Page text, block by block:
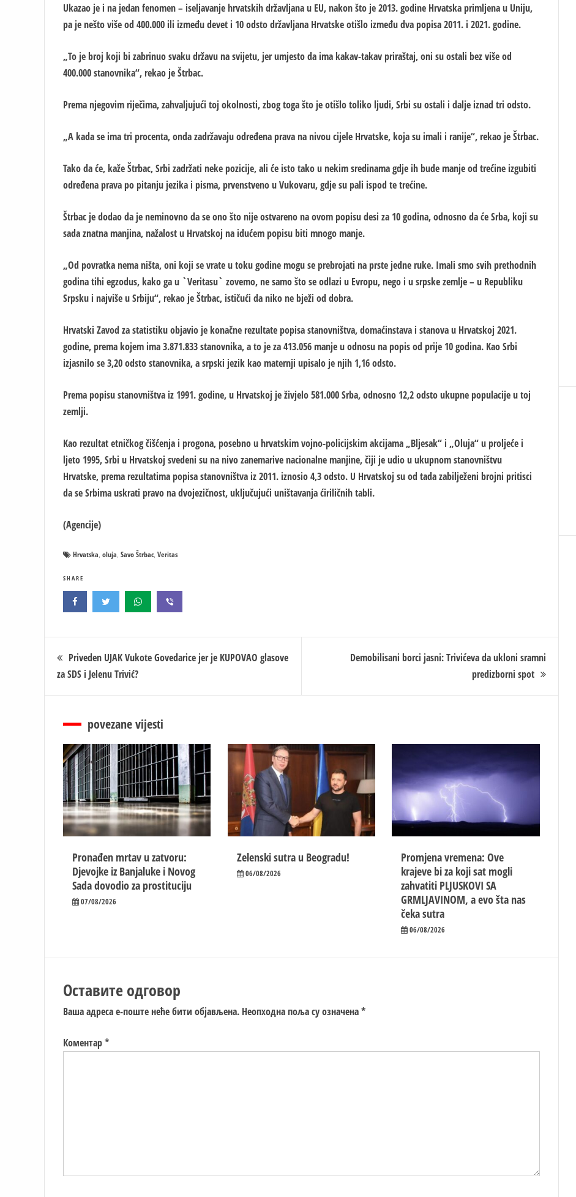
Ukazao je i na jedan fenomen – iseljavanje hrvatskih državljana u EU, nakon što je 2013. godine Hrvatska primljena u Uniju,
pa je nešto više od 400.000 ili između devet i 10 odsto državljana Hrvatske otišlo između dva popisa 2011. i 2021. godine.
„To je broj koji bi zabrinuo svaku državu na svijetu, jer umjesto da ima kakav-takav priraštaj, oni su ostali bez više od
400.000 stanovnika“, rekao je Štrbac.
Prema njegovim riječima, zahvaljujući toj okolnosti, zbog toga što je otišlo toliko ljudi, Srbi su ostali i dalje iznad tri odsto.
„A kada se ima tri procenta, onda zadržavaju određena prava na nivou cijele Hrvatske, koja su imali i ranije“, rekao je Štrbac.
Tako da će, kaže Štrbac, Srbi zadržati neke pozicije, ali će isto tako u nekim sredinama gdje ih bude manje od trećine izgubiti
određena prava po pitanju jezika i pisma, prvenstveno u Vukovaru, gdje su pali ispod te trećine.
Štrbac je dodao da je neminovno da se ono što nije ostvareno na ovom popisu desi za 10 godina, odnosno da će Srba, koji su
sada znatna manjina, nažalost u Hrvatskoj na idućem popisu biti mnogo manje.
„Od povratka nema ništa, oni koji se vrate u toku godine mogu se prebrojati na prste jedne ruke. Imali smo svih prethodnih
godina tihi egzodus, kako ga u `Veritasu` zovemo, ne samo što se odlazi u Evropu, nego i u srpske zemlje – u Republiku
Srpsku i najviše u Srbiju“, rekao je Štrbac, ističući da niko ne bježi od dobra.
Hrvatski Zavod za statistiku objavio je konačne rezultate popisa stanovništva, domaćinstava i stanova u Hrvatskoj 2021.
godine, prema kojem ima 3.871.833 stanovnika, a to je za 413.056 manje u odnosu na popis od prije 10 godina. Kao Srbi
izjasnilo se 3,20 odsto stanovnika, a srpski jezik kao maternji upisalo je njih 1,16 odsto.
Prema popisu stanovništva iz 1991. godine, u Hrvatskoj je živjelo 581.000 Srba, odnosno 12,2 odsto ukupne populacije u toj
zemlji.
Kao rezultat etničkog čišćenja i progona, posebno u hrvatskim vojno-policijskim akcijama „Bljesak“ i „Oluja“ u proljeće i
ljeto 1995, Srbi u Hrvatskoj svedeni su na nivo zanemarive nacionalne manjine, čiji je udio u ukupnom stanovništvu
Hrvatske, prema rezultatima popisa stanovništva iz 2011. iznosio 4,3 odsto. U Hrvatskoj su od tada zabilježeni brojni pritisci
da se Srbima uskrati pravo na dvojezičnost, uključujući uništavanja ćiriličnih tabli.
(Agencije)
Hrvatska oluja Savo Štrbac Veritas
SHARE
Кретање
чланка
Priveden UJAK Vukote Govedarice jer je KUPOVAO glasove
za SDS i Jelenu Trivić?
Demobilisani borci jasni: Trivićeva da ukloni sramni
predizborni spot
povezane vijesti
Pronađen mrtav u zatvoru:
Djevojke iz Banjaluke i Novog
Sada dovodio za prostituciju
07/08/2026
Zelenski sutra u Beogradu!
06/08/2026
Promjena vremena: Ove
krajeve bi za koji sat mogli
zahvatiti PLJUSKOVI SA
GRMLJAVINOM, a evo šta nas
čeka sutra
06/08/2026
Оставите одговор
Ваша адреса е-поште неће бити објављена. Неопходна поља су означена*
Коментар*